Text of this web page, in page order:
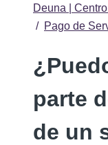
Deuna |
Pago de
parte
de un